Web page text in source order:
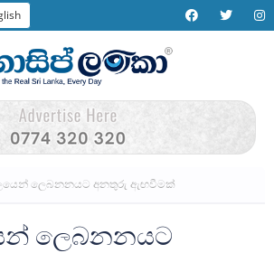
ලෙබනනයට අනතුරු ඇඟවීමක්
ලෙබනනයට